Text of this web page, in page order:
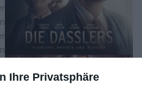
Ihre Privatsphäre